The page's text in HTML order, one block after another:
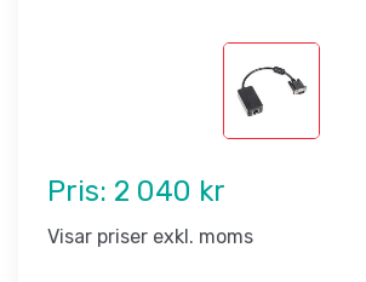
Pris: 2 040 kr
Visar priser exkl. moms